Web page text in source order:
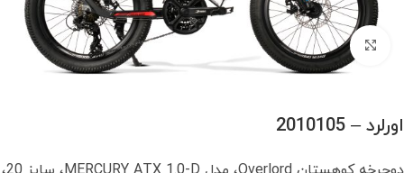
بزرگنمایی تصویر
اورلرد – 2010105